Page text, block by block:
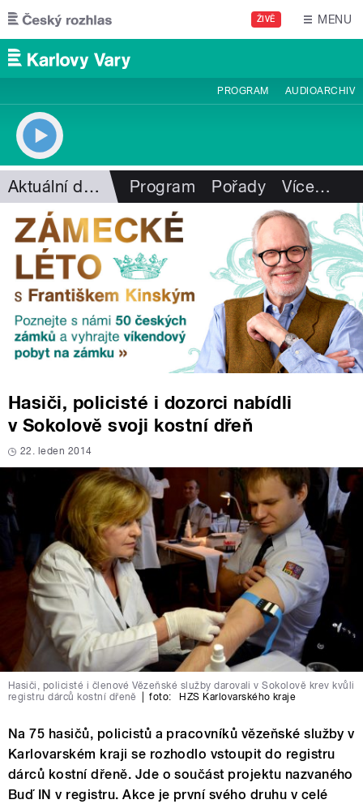
Přejít k hlavnímu obsahu
ŽIVĚ MENU
PROGRAM AUDIOARCHIV
Aktuální dění Program Pořady Více…
Hasiči, policisté i dozorci nabídli
v Sokolově svoji kostní dřeň
22. leden 2014
Hasiči, policisté i členové Vězeňské služby darovali v Sokolově krev kvůli
registru dárců kostní dřeně
foto: HZS Karlovarského kraje
Na 75 hasičů, policistů a pracovníků vězeňské služby v
Karlovarském kraji se rozhodlo vstoupit do registru
dárců kostní dřeně. Jde o součást projektu nazvaného
Buď IN v registru. Akce je první svého druhu v celé